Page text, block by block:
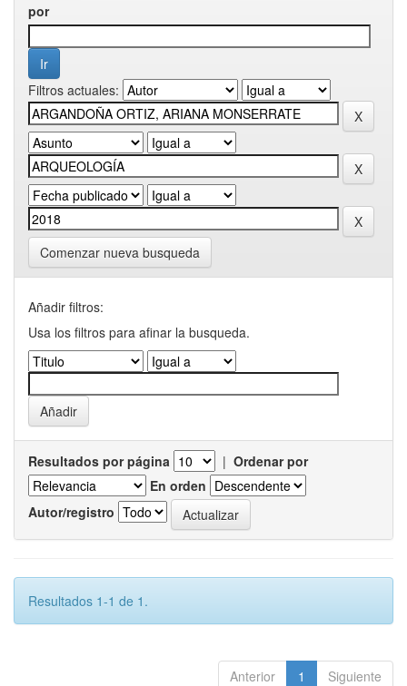
por
Filtros actuales:
Comenzar nueva busqueda
Añadir filtros:
Usa los filtros para afinar la busqueda.
Resultados por página | Ordenar por
En orden
Autor/registro
Resultados 1-1 de 1.
Anterior 1 Siguiente